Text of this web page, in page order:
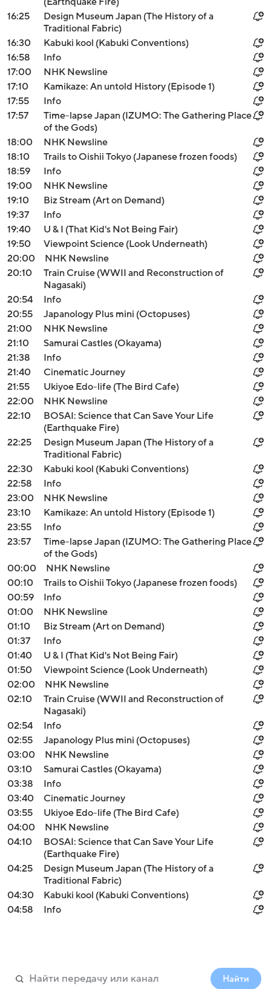
16:25
Design Museum Japan (The History of a
Traditional Fabric)
16:30
Kabuki kool (Kabuki Conventions)
16:58
Info
17:00
NHK Newsline
17:10
Kamikaze: An untold History (Episode 1)
17:55
Info
17:57
Time-lapse Japan (IZUMO: The Gathering Place
of the Gods)
18:00
NHK Newsline
18:10
Trails to Oishii Tokyo (Japanese frozen foods)
18:59
Info
19:00
NHK Newsline
19:10
Biz Stream (Art on Demand)
19:37
Info
19:40
U & I (That Kid's Not Being Fair)
19:50
Viewpoint Science (Look Underneath)
20:00
NHK Newsline
20:10
Train Cruise (WWII and Reconstruction of
Nagasaki)
20:54
Info
20:55
Japanology Plus mini (Octopuses)
21:00
NHK Newsline
21:10
Samurai Castles (Okayama)
21:38
Info
21:40
Cinematic Journey
21:55
Ukiyoe Edo-life (The Bird Cafe)
22:00
NHK Newsline
22:10
BOSAI: Science that Can Save Your Life
(Earthquake Fire)
22:25
Design Museum Japan (The History of a
Traditional Fabric)
22:30
Kabuki kool (Kabuki Conventions)
22:58
Info
23:00
NHK Newsline
23:10
Kamikaze: An untold History (Episode 1)
23:55
Info
23:57
Time-lapse Japan (IZUMO: The Gathering Place
of the Gods)
00:00
NHK Newsline
00:10
Trails to Oishii Tokyo (Japanese frozen foods)
00:59
Info
01:00
NHK Newsline
01:10
Biz Stream (Art on Demand)
01:37
Info
01:40
U & I (That Kid's Not Being Fair)
01:50
Viewpoint Science (Look Underneath)
02:00
NHK Newsline
02:10
Train Cruise (WWII and Reconstruction of
Nagasaki)
02:54
Info
02:55
Japanology Plus mini (Octopuses)
03:00
NHK Newsline
03:10
Samurai Castles (Okayama)
03:38
Info
03:40
Cinematic Journey
03:55
Ukiyoe Edo-life (The Bird Cafe)
04:00
NHK Newsline
04:10
BOSAI: Science that Can Save Your Life
(Earthquake Fire)
04:25
Design Museum Japan (The History of a
Traditional Fabric)
04:30
Kabuki kool (Kabuki Conventions)
04:58
Info
Найти